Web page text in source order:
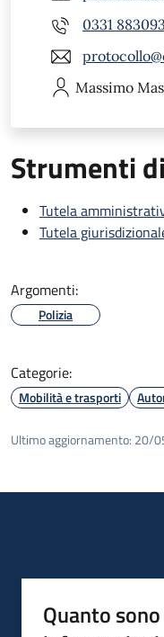
0331 883093
Massimo
Strumenti
Tutela
Tutela
Argomenti:
Polizia
Categorie:
Mobilità e trasporti
Ultimo aggiornamento: 20/
Quanto